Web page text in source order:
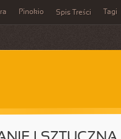
Pinokio Spis Treści Tagi